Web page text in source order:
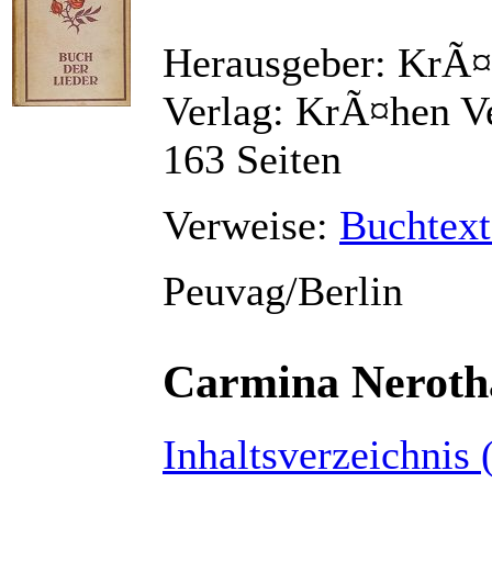
Herausgeber:
Verlag: KrÃ¤hen
163 Seiten
Verweise:
Peuvag/Berlin
Carmina
Inhaltsverzeichnis